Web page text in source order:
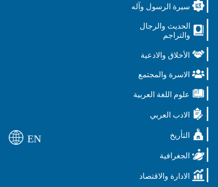
سيرة الرسول وآله
الحديث والرجال
والتراجم
الأخلاق والادعية
الاسرة والمجتمع
علوم اللغة العربية
الادب العربي
التأريخ
الجغرافية
الادارة والاقتصاد
EN